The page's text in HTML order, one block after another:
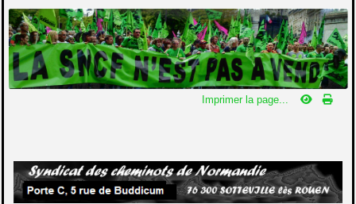
Imprimer la page...